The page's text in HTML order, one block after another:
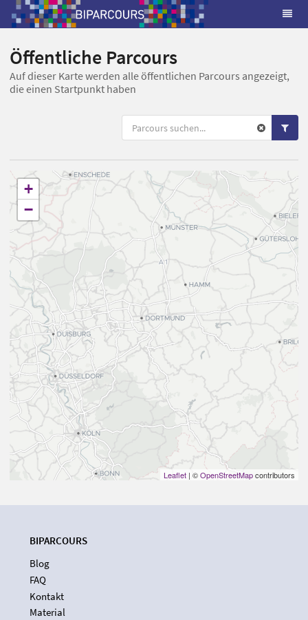
Öffentliche Parcours
Auf dieser Karte werden alle öffentlichen Parcours angezeigt,
die einen Startpunkt haben
+
−
Leaflet | ©OpenStreetMapcontributors
BIPARCOURS
Blog
FAQ
Kontakt
Material